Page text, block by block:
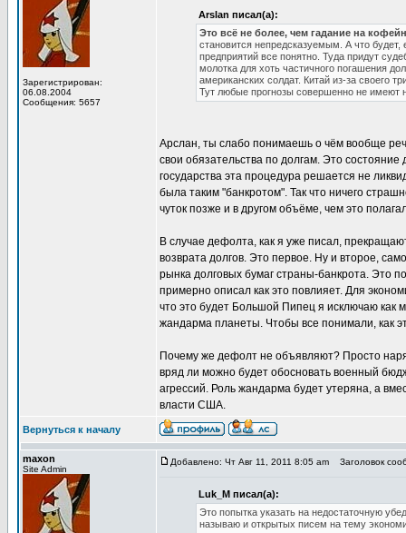
Зарегистрирован:
06.08.2004
Сообщения: 5657
Arslan писал(а):
Это всё не более, чем гадание на
становится непредсказуемым. А что
предприятий все понятно. Туда придут
молотка для хоть частичного погашения
американских солдат. Китай из-за своего
Тут любые прогнозы совершенно не имеют
Арслан, ты слабо понимаешь о чём вообще
свои обязательства по долгам. Это
государства эта процедура решается не
была таким "банкротом". Так что ничего
чуток позже и в другом объёме, чем это
В случае дефолта, как я уже писал,
возврата долгов. Это первое. Ну и второе,
рынка долговых бумаг страны-банкрота. Это
примерно описал как это повлияет. Для
что это будет Большой Пипец я исключаю как
жандарма планеты. Чтобы все понимали, как
Почему же дефолт не объявляют? Просто
вряд ли можно будет обосновать военный
агрессий. Роль жандарма будет утеряна, а
власти США.
Вернуться к началу
maxon
Site Admin
Добавлено: Чт Авг 11, 2011 8:05 am Заголовок
Luk_M писал(а):
Это попытка указать на недостаточную
называю и открытых писем на тему